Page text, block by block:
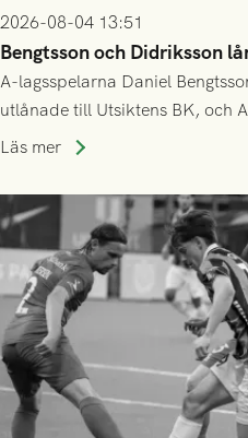
2026-08-04 13:51
Bengtsson och Didriksson
A-lagsspelarna Daniel
utlånade till Utsiktens BK, och
speltid i Hestrafors genom
Läs mer